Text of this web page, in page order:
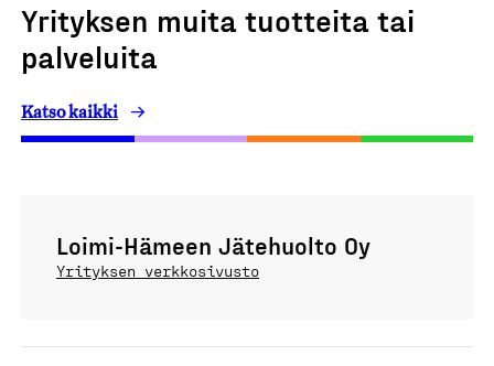
Yrityksen muita tuotteita tai
palveluita
Katso kaikki
Loimi-Hämeen Jätehuolto Oy
Yrityksen verkkosivusto